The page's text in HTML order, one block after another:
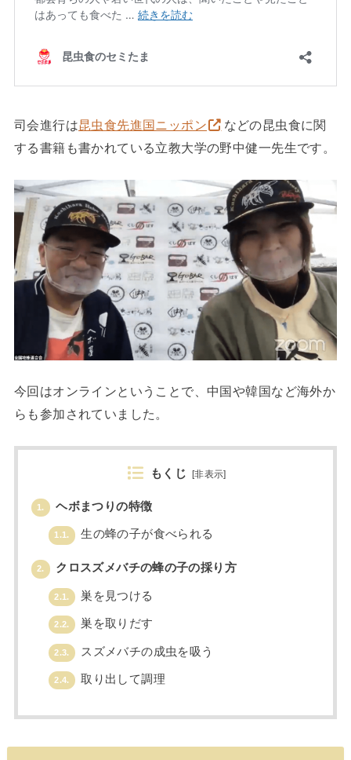
司会進行は昆虫食先進国ニッポン
などの昆虫食に関
する書籍も書かれている立教大学の野中健一先生です。
今回はオンラインということで、中国や韓国など海外か
らも参加されていました。
もくじ [非表示]
1. ヘボまつりの特徴
1.1. 生の蜂の子が食べられる
2. クロスズメバチの蜂の子の採り方
2.1. 巣を見つける
2.2. 巣を取りだす
2.3. スズメバチの成虫を吸う
2.4. 取り出して調理